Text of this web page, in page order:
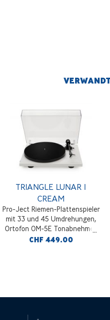
TRIANGLE LUNAR 1
CREAM
Pro-Ject Riemen-Plattenspieler
mit 33 und 45 Umdrehungen,
Ortofon OM-5E Tonabnehmer,
Creme
CHF 449.00